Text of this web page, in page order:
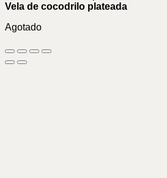
Vela de cocodrilo plateada
Agotado